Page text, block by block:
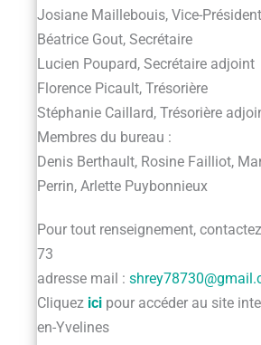
Josiane Maillebouis, Vice-
Béatrice Gout, Secrétaire
Lucien Poupard, Secrétaire adjoint
Florence Picault, Trésorière
Stéphanie Caillard, Trésorière
Membres du bureau :
Denis Berthault, Rosine Failliot,
Perrin, Arlette Puybonnieux
Pour tout renseignement,
73
adresse mail :
Cliquez ici pour accéder au site
en-Yvelines